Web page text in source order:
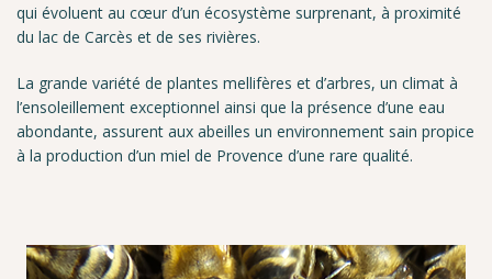
qui évoluent au cœur d’un écosystème surprenant, à proximité
du lac de Carcès et de ses rivières.
La grande variété de plantes mellifères et d’arbres, un climat à
l’ensoleillement exceptionnel ainsi que la présence d’une eau
abondante, assurent aux abeilles un environnement sain propice
à la production d’un miel de Provence d’une rare qualité.